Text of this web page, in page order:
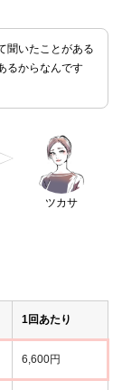
聞いたことがある
るからなんです
ツカサ
1回あたり
6,600円